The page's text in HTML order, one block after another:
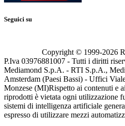
Seguici su
Copyright © 1999-2026
P.Iva 03976881007 - Tutti i diritti
Mediamond S.p.A. - RTI S.p.A.,
Amsterdam (Paesi Bassi) - Uffici
Monzese (MI)Rispetto ai contenuti e
riprodotti è vietata ogni utilizzazione
sistemi di intelligenza artificiale
espresso di utilizzare mezzi